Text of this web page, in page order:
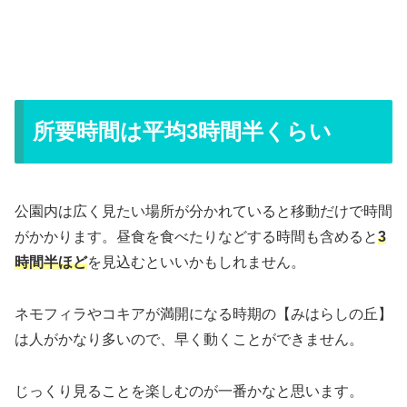
所要時間は平均3時間半くらい
公園内は広く見たい場所が分かれていると移動だけで時間
がかかります。昼食を食べたりなどする時間も含めると3
時間半ほどを見込むといいかもしれません。
ネモフィラやコキアが満開になる時期の【みはらしの丘】
は人がかなり多いので、早く動くことができません。
じっくり見ることを楽しむのが一番かなと思います。